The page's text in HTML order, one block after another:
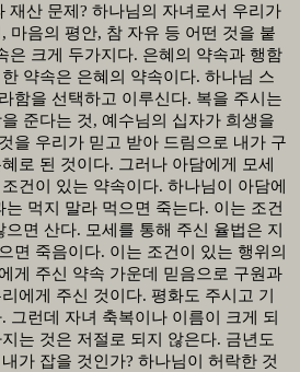
재산 문제 ? 하나님의 자녀로서 우리가
, 마음의 평안, 참 자유 등 어떤 것을 붙
은 크게 두가지다. 은혜의 약속과 행함
약속은 은혜의 약속이다. 하나님 스
함을 선택하고 이루신다. 복을 주시는
준다는 것, 예수님의 십자가 희생을
을 우리가 믿고 받아 드림으로 내가 구
로 된 것이다. 그러나 아담에게 모세
건이 있는 약속이다. 하나님이 아담에
는 먹지 말라 먹으면 죽는다. 이는 조건
으면 산다. 모세를 통해 주신 율법은 지
면 죽음이다. 이는 조건이 있는 행위의
게 주신 약속 가운데 믿음으로 구원과
에게 주신 것이다. 평화도 주시고 기
. 그런데 자녀 축복이나 이름이 크게 되
는 것은 저절로 되지 않은다. 금년도
가 잡을 것인가? 하나님이 허락한 것